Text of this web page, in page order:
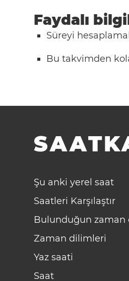
Faydalı
Süreyi
Bu takvimden
Şu anki yerel saat
Saatleri Karşılaştır
Bulunduğun zaman
Zaman dilimleri
Yaz saati
Saat